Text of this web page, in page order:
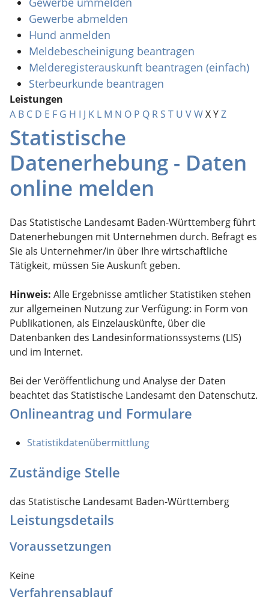
Gewerbe abmelden
Hund anmelden
Meldebescheinigung beantragen
Melderegisterauskunft beantragen (einfach)
Sterbeurkunde beantragen
Leistungen
A B C D E F G H I J K L M N O P Q R S T U VWXYZ
Statistische
Datenerhebung - Daten
online melden
Das Statistische Landesamt Baden-Württemberg führt
Datenerhebungen mit Unternehmen durch. Befragt es
Sie als Unternehmer/in über Ihre wirtschaftliche
Tätigkeit, müssen Sie Auskunft geben.
Hinweis: Alle Ergebnisse amtlicher Statistiken stehen
zur allgemeinen Nutzung zur Verfügung: in Form von
Publikationen, als Einzelauskünfte, über die
Datenbanken des Landesinformationssystems (LIS)
und im Internet.
Bei der Veröffentlichung und Analyse der Daten
beachtet das Statistische Landesamt den Datenschutz.
Onlineantrag und Formulare
Statistikdatenübermittlung
Zuständige Stelle
das Statistische Landesamt Baden-Württemberg
Leistungsdetails
Voraussetzungen
Keine
Verfahrensablauf